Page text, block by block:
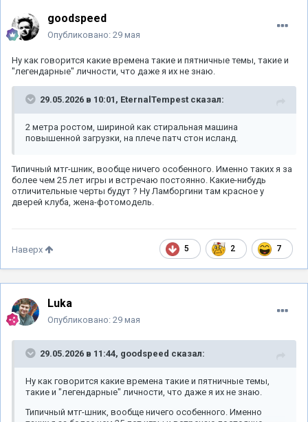
goodspeed
Опубликовано: 29 мая
Ну как говорится какие времена такие и пятничные темы, такие и
"легендарные" личности, что даже я их не знаю.
29.05.2026 в 10:01, EternalTempest сказал:
2 метра ростом, шириной как стиральная машина
повышенной загрузки, на плече патч стон исланд.
Типичный мтг-шник, вообще ничего особенного. Именно таких я за
более чем 25 лет игры и встречаю постоянно. Какие-нибудь
отличительные черты будут ? Ну Ламборгини там красное у
дверей клуба, жена-фотомодель.
5 2 7
Наверх
Luka
Опубликовано: 29 мая
29.05.2026 в 11:44, goodspeed сказал:
Ну как говорится какие времена такие и пятничные темы,
такие и "легендарные" личности, что даже я их не знаю.
Типичный мтг-шник, вообще ничего особенного. Именно